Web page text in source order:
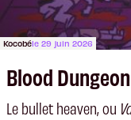
Kocobéle 29 juin 2026
Blood Dungeon
Le bullet heaven, ou